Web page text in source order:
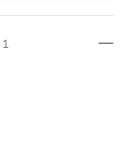
1